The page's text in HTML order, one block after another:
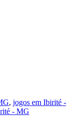
, jogos em Ibirité -
- MG